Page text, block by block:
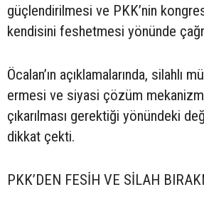
güçlendirilmesi ve PKK’nin
kendisini feshetmesi yönünde
Öcalan’ın açıklamalarında, silahlı
ermesi ve siyasi çözüm
çıkarılması gerektiği yönündeki
dikkat çekti.
PKK’DEN FESİH VE SİLAH